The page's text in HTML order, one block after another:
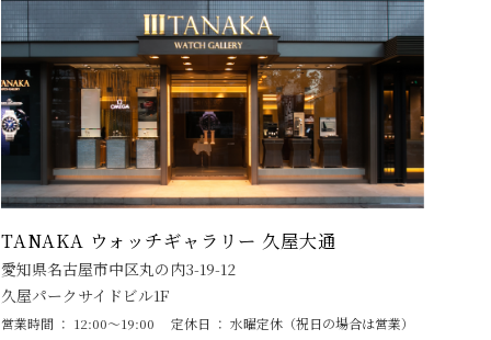
TANAKA ウォッチギャラリー 久屋大通
愛知県名古屋市中区丸の内3-19-12
久屋パークサイドビル1F
営業時間 ： 12:00～19:00 定休日 ： 水曜定休（祝日の場合は営業）